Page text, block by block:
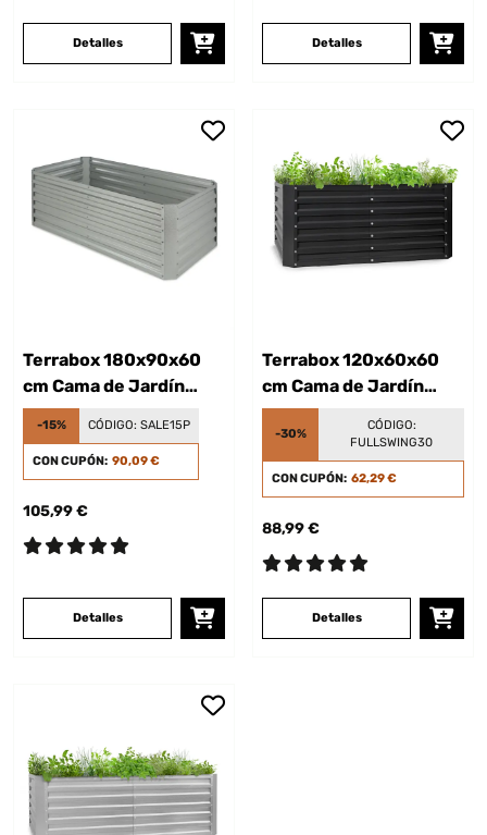
Detalles Detalles
Terrabox 180x90x60
cm Cama de Jardín
elevada Plata
-15% CÓDIGO: SALE15P
CON CUPÓN: 90,09 €
105,99 €
Detalles
Terrabox 120x60x60
cm Cama de Jardín
elevada Antracita
-30%
CÓDIGO:
FULLSWING30
CON CUPÓN: 62,29 €
88,99 €
Detalles